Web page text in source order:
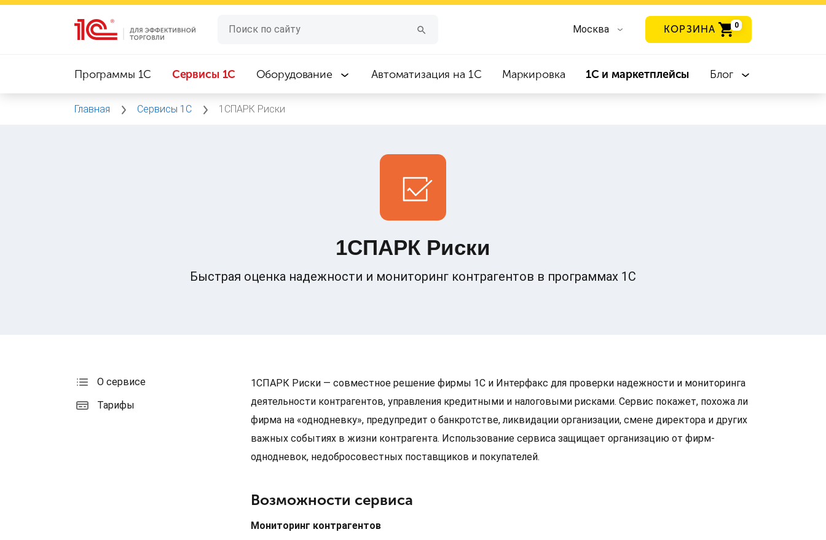
Москва КОРЗИНА 0
Программы 1C Сервисы 1C Оборудование Автоматизация на 1С Маркировка 1С и маркетплейсы Блог
Главная Сервисы 1C 1СПАРК Риски
1СПАРК Риски
Быстрая оценка надежности и мониторинг контрагентов в программах 1С
О сервисе
Тарифы
1СПАРК Риски — совместное решение фирмы 1С и Интерфакс для проверки надежности и мониторинга
деятельности контрагентов, управления кредитными и налоговыми рисками. Сервис покажет, похожа ли
фирма на «однодневку», предупредит о банкротстве, ликвидации организации, смене директора и других
важных событиях в жизни контрагента. Использование сервиса защищает организацию от фирм-
однодневок, недобросовестных поставщиков и покупателей.
Возможности сервиса
Мониторинг контрагентов